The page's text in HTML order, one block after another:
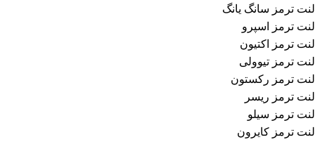
لنت ترمز سانگ یانگ
لنت ترمز اسپرو
لنت ترمز اکتیون
لنت ترمز تیوولی
لنت ترمز رکستون
لنت ترمز ریسر
لنت ترمز سیلو
لنت ترمز کایرون